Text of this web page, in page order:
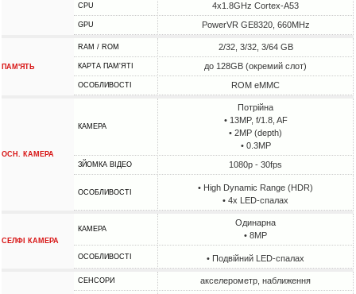
CPU 4x1.8GHz Cortex-A53
GPU PowerVR GE8320, 660MHz
ПАМ'ЯТЬ
RAM / ROM 2/32, 3/32, 3/64 GB
КАРТА ПАМ'ЯТІ до 128GB (окремий слот)
ОСОБЛИВОСТІ ROM eMMC
ОСН. КАМЕРА
КАМЕРА
Потрійна
• 13MP, f/1.8, AF
• 2MP (depth)
• 0.3MP
ЗЙОМКА ВІДЕО 1080p - 30fps
ОСОБЛИВОСТІ
• High Dynamic Range (HDR)
• 4х LED-спалах
СЕЛФІ КАМЕРА
КАМЕРА
Одинарна
• 8MP
ОСОБЛИВОСТІ • Подвійний LED-спалах
СЕНСОРИ акселерометр, наближення